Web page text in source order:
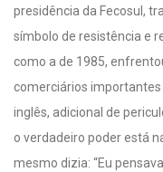
presidência da Fecosul,
símbolo de resistência e
como a de 1985,
comerciários
inglês, adicional de
o verdadeiro poder está
mesmo dizia: “Eu